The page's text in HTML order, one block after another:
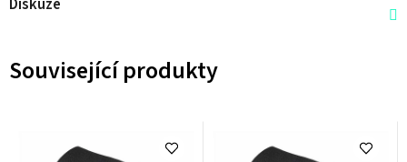
Diskuze
Související produkty